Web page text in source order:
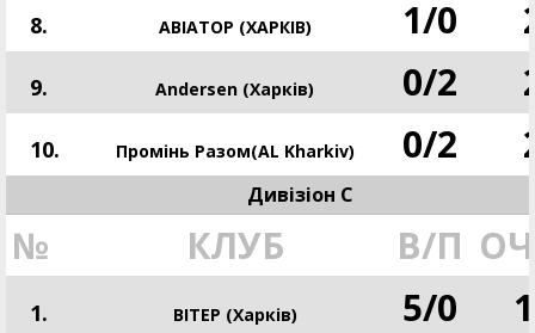
8. АВІАТОР (ХАРКІВ) 1/0
9. Andersen (Харків) 0/2
10. Промінь Разом(AL Kharkiv) 0/2
Дивізіон С
№ КЛУБ В/П
1. ВІТЕР (Харків) 5/0